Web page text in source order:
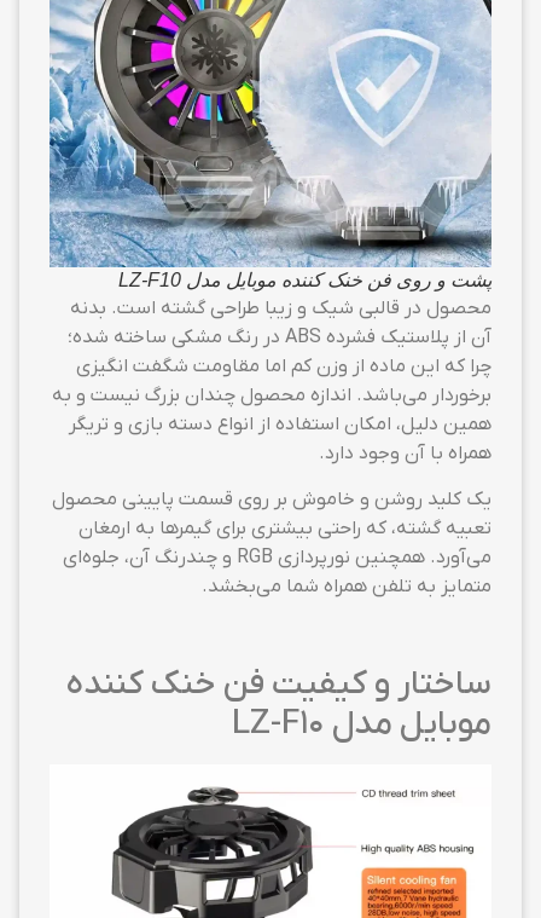
پشت و روی فن خنک کننده موبایل مدل LZ-F10
محصول در قالبی شیک و زیبا طراحی گشته است. بدنه
آن از پلاستیک فشرده ABS در رنگ مشکی ساخته شده؛
چرا که این ماده از وزن کم اما مقاومت شگفت انگیزی
برخوردار می‌باشد. اندازه محصول چندان بزرگ نیست و به
همین دلیل، امکان استفاده از انواع دسته بازی و تریگر
همراه با آن وجود دارد.
یک کلید روشن و خاموش بر روی قسمت پایینی محصول
تعبیه گشته، که راحتی بیشتری برای گیمرها به ارمغان
می‌آورد. همچنین نورپردازی RGB و چندرنگ آن، جلوه‌ای
متمایز به تلفن همراه شما می‌بخشد.
ساختار و کیفیت فن خنک کننده
موبایل مدل LZ-F10